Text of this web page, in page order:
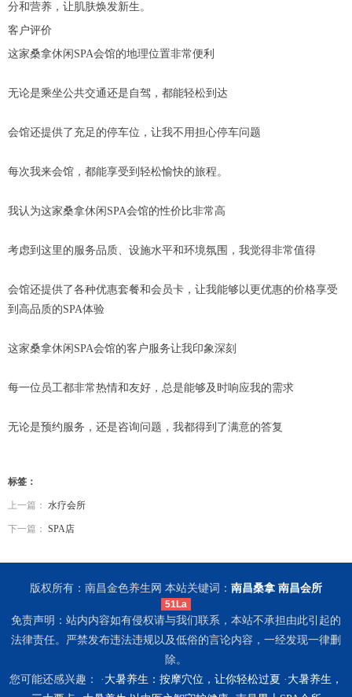
分和营养，让肌肤焕发新生。
客户评价
这家桑拿休闲SPA会馆的地理位置非常便利
无论是乘坐公共交通还是自驾，都能轻松到达
会馆还提供了充足的停车位，让我不用担心停车问题
每次我来会馆，都能享受到轻松愉快的旅程。
我认为这家桑拿休闲SPA会馆的性价比非常高
考虑到这里的服务品质、设施水平和环境氛围，我觉得非常值得
会馆还提供了各种优惠套餐和会员卡，让我能够以更优惠的价格享受
到高品质的SPA体验
这家桑拿休闲SPA会馆的客户服务让我印象深刻
每一位员工都非常热情和友好，总是能够及时响应我的需求
无论是预约服务，还是咨询问题，我都得到了满意的答复
标签：
上一篇： 水疗会所
下一篇： SPA店
版权所有：南昌金色养生网 本站关键词： 南昌桑拿 南昌会所
51La
免责声明：站内内容如有侵权请与我们联系，本站不承担由此引起的
法律责任。严禁发布违法违规以及低俗的言论内容，一经发现一律删
除。
您可能还感兴趣： · 大暑养生：按摩穴位，让你轻松过夏 · 大暑养生，